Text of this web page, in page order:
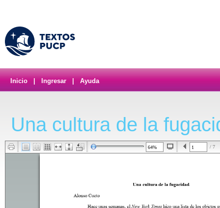
Inicio Ingresar Ayuda
Una cultura de la
/ 7